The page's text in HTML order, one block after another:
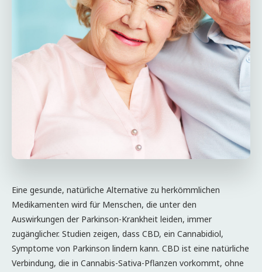
Eine gesunde, natürliche Alternative zu herkömmlichen
Medikamenten wird für Menschen, die unter den
Auswirkungen der Parkinson-Krankheit leiden, immer
zugänglicher. Studien zeigen, dass CBD, ein Cannabidiol,
Symptome von Parkinson lindern kann. CBD ist eine natürliche
Verbindung, die in Cannabis-Sativa-Pflanzen vorkommt, ohne